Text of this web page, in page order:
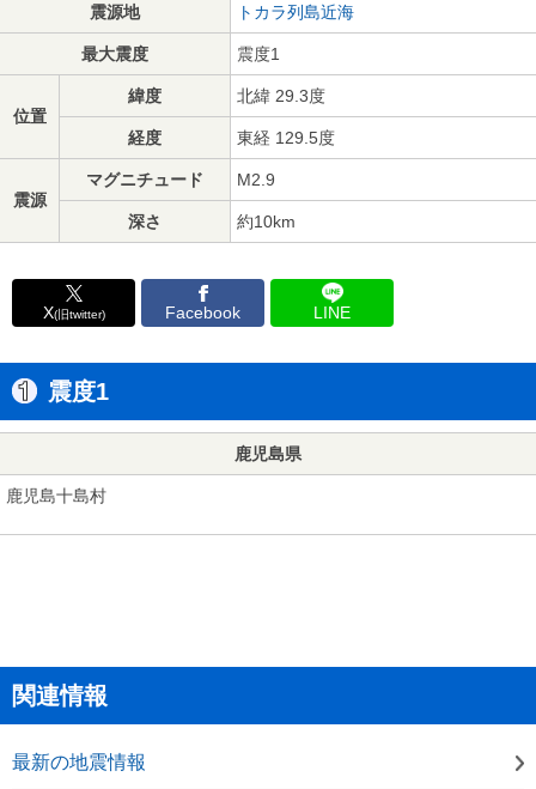
震源地 トカラ列島近海
最大震度 震度1
位置
緯度 北緯 29.3度
経度 東経 129.5度
震源
マグニチュード M2.9
深さ 約10km
X(旧twitter) Facebook LINE
震度1
鹿児島県
鹿児島十島村
関連情報
最新の地震情報